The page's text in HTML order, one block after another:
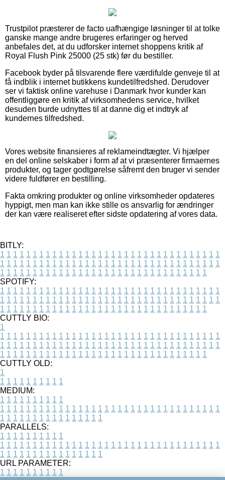
Trustpilot præsterer de facto uafhængige løsninger til at tolke
ganske mange andre brugeres erfaringer og herved
anbefales det, at du udforsker internet shoppens kritik af
Royal Flush Pink 25000 (25 stk) før du bestiller.
Facebook byder på tilsvarende flere værdifulde genveje til at
få indblik i internet butikkens kundetilfredshed. Derudover
ser vi faktisk online varehuse i Danmark hvor kunder kan
offentliggøre en kritik af virksomhedens service, hvilket
desuden burde udnyttes til at danne dig et indtryk af
kundernes tilfredshed.
Vores website finansieres af reklameindtægter. Vi hjælper
en del online selskaber i form af at vi præsenterer firmaernes
produkter, og tager godtgørelse såfremt den bruger vi sender
videre fuldfører en bestilling.
Fakta omkring produkter og online virksomheder opdateres
hyppigt, men man kan ikke stille os ansvarlig for ændringer
der kan være realiseret efter sidste opdatering af vores data.
BITLY:
1 1 1 1 1 1 1 1 1 1 1 1 1 1 1 1 1 1 1 1 1 1 1 1 1 1 1 1 1 1 1 1 1 1
1 1 1 1 1 1 1 1 1 1 1 1 1 1 1 1 1 1 1 1 1 1 1 1 1 1 1 1 1 1 1 1 1 1
1 1 1 1 1 1 1 1 1 1 1 1 1 1 1 1 1 1 1 1 1 1 1 1 1 1 1 1 1 1 1 1
SPOTIFY:
1 1 1 1 1 1 1 1 1 1 1 1 1 1 1 1 1 1 1 1 1 1 1 1 1 1 1 1 1 1 1 1 1 1
1 1 1 1 1 1 1 1 1 1 1 1 1 1 1 1 1 1 1 1 1 1 1 1 1 1 1 1 1 1 1 1 1 1
1 1 1 1 1 1 1 1 1 1 1 1 1 1 1 1 1 1 1 1 1 1 1 1 1 1 1 1 1 1 1 1
CUTTLY BIO:
1
1 1 1 1 1 1 1 1 1 1 1 1 1 1 1 1 1 1 1 1 1 1 1 1 1 1 1 1 1 1 1 1 1 1
1 1 1 1 1 1 1 1 1 1 1 1 1 1 1 1 1 1 1 1 1 1 1 1 1 1 1 1 1 1 1 1 1 1
1 1 1 1 1 1 1 1 1 1 1 1 1 1 1 1 1 1 1 1 1 1 1 1 1 1 1 1 1 1 1 1
CUTTLY OLD:
1
1 1 1 1 1 1 1 1 1 1
MEDIUM:
1 1 1 1 1 1 1 1 1 1
1 1 1 1 1 1 1 1 1 1 1 1 1 1 1 1 1 1 1 1 1 1 1 1 1 1 1 1 1 1 1 1 1 1
1 1 1 1 1 1 1 1 1 1 1 1 1 1 1 1
PARALLELS:
1 1 1 1 1 1 1 1 1 1
1 1 1 1 1 1 1 1 1 1 1 1 1 1 1 1 1 1 1 1 1 1 1 1 1 1 1 1 1 1 1 1 1 1
1 1 1 1 1 1 1 1 1 1 1 1 1 1 1 1
URL PARAMETER:
1 1 1 1 1 1 1 1 1 1